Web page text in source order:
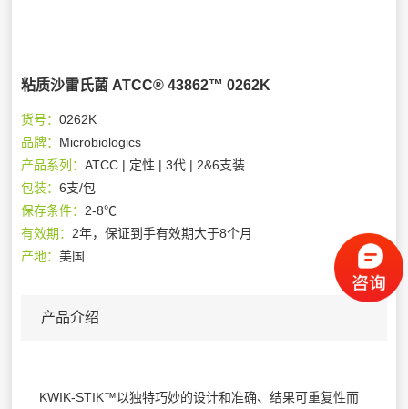
粘质沙雷氏菌 ATCC® 43862™ 0262K
货号：0262K
品牌： Microbiologics
产品系列：ATCC | 定性 | 3代 | 2&6支装
包装：6支/包
保存条件： 2-8℃
有效期： 2年，保证到手有效期大于8个月
产地：美国
产品介绍
KWIK-STIK™以独特巧妙的设计和准确、结果可重复性而